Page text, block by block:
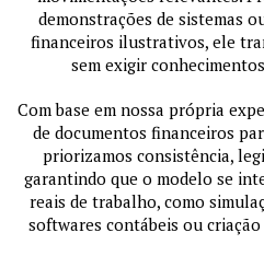
demonstrações de sistemas
financeiros ilustrativos, ele
sem exigir
Com base em nossa própria
de documentos financeiros
priorizamos consistência,
garantindo que o modelo se
reais de trabalho, como
softwares contábeis ou